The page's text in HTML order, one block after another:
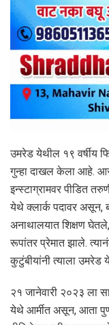
उमरेड येथील १९ वर्षीय
गुन्हा दाखल केला आहे.
इन्स्टाग्रामवर पीडित
येथे क्लार्क पदावर असून,
अनाथालयात शिक्षण घेतले,
रूपांतर प्रेमात झाले.
कुटुंबीयांनी त्याला उमरेड
२१ जानेवारी २०२३ ला
येथे आर्मीत असून, आता